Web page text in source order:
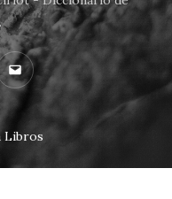
Email
Libros